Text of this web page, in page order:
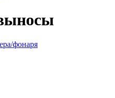
фонаря